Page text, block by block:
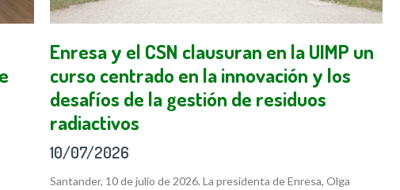
Enresa y el CSN clausuran en la UIMP un
curso centrado en la innovación y los
desafíos de la gestión de residuos
radiactivos
10/07/2026
Santander, 10 de julio de 2026. La presidenta de Enresa, Olga